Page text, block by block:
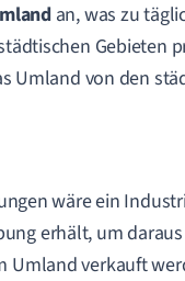
an, was zu
Gebieten
Umland von den
wäre ein
erhält, um
Umland verkauft